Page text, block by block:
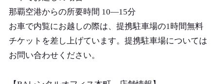
那覇空港からの所要時間 10―15分
お車で内覧にお越しの際は、提携駐車場の1時間無料
チケットを差し上げています。提携駐車場については
お問い合わせください。